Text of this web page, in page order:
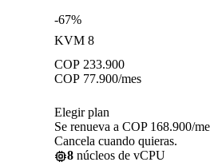
-67%
KVM 8
COP 233.900
COP 77.900/mes
Elegir plan
Se renueva a COP 168.900/
Cancela cuando quieras.
8 núcleos de vCPU